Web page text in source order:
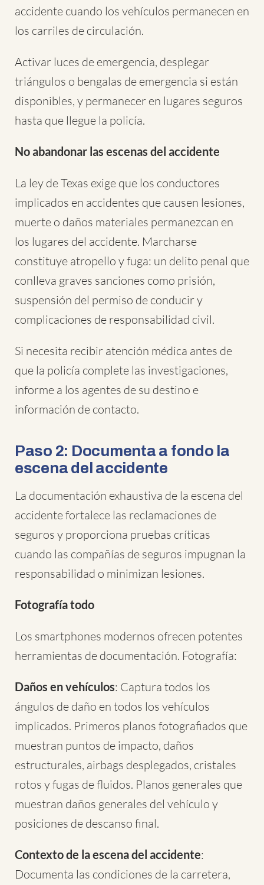
accidente cuando los vehículos permanecen en
los carriles de circulación.
Activar luces de emergencia, desplegar
triángulos o bengalas de emergencia si están
disponibles, y permanecer en lugares seguros
hasta que llegue la policía.
No abandonar las escenas del accidente
La ley de Texas exige que los conductores
implicados en accidentes que causen lesiones,
muerte o daños materiales permanezcan en
los lugares del accidente. Marcharse
constituye atropello y fuga: un delito penal que
conlleva graves sanciones como prisión,
suspensión del permiso de conducir y
complicaciones de responsabilidad civil.
Si necesita recibir atención médica antes de
que la policía complete las investigaciones,
informe a los agentes de su destino e
información de contacto.
Paso 2: Documenta a fondo la
escena del accidente
La documentación exhaustiva de la escena del
accidente fortalece las reclamaciones de
seguros y proporciona pruebas críticas
cuando las compañías de seguros impugnan la
responsabilidad o minimizan lesiones.
Fotografía todo
Los smartphones modernos ofrecen potentes
herramientas de documentación. Fotografía:
Daños en vehículos: Captura todos los
ángulos de daño en todos los vehículos
implicados. Primeros planos fotografiados que
muestran puntos de impacto, daños
estructurales, airbags desplegados, cristales
rotos y fugas de fluidos. Planos generales que
muestran daños generales del vehículo y
posiciones de descanso final.
Contexto de la escena del accidente:
Documenta las condiciones de la carretera,